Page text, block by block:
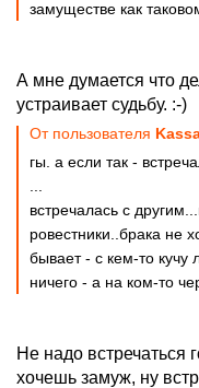
замуществе как
А мне думается что
устраивает судьбу. :-)
От пользователя
гы. а если так -
встречалась с
ровестники..брака не
бывает - с кем-то кучу
ничего - а на ком-то
Не надо встречаться
хочешь замуж, ну